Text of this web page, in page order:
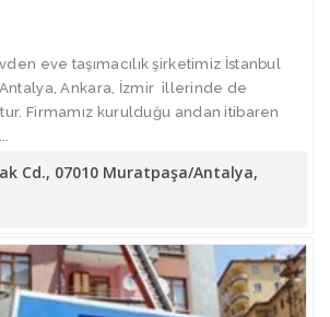
eve taşımacılık şirketimiz İstanbul
Ankara, İzmir illerinde de
Firmamız kurulduğu andan itibaren
Cd., 07010 Muratpaşa/Antalya,